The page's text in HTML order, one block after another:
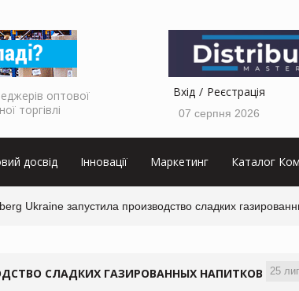
оптової
торгівлі
Вхід Реєстрація
07 серпня 2026
досвід Інновації Маркетинг Каталог
Ukraine запустила производство сладких
25
СЛАДКИХ ГАЗИРОВАННЫХ НАПИТКОВ